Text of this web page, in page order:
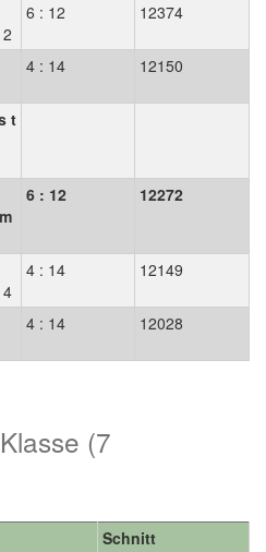
6 : 12 12374
4 : 14 12150
t
6 : 12 12272
4 : 14 12149
4 : 14 12028
(7
Schnitt